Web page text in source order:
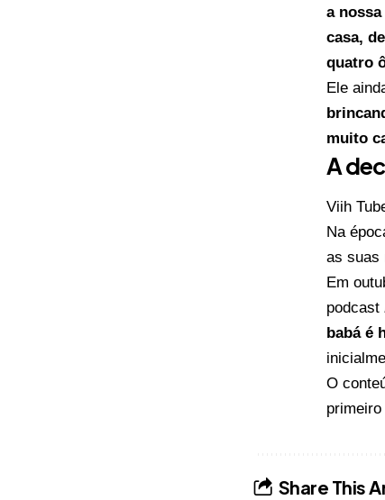
a
casa,
quatro
Ele
muito
A
Viih
Na
as suas
Em
podcast
babá é
O
primeiro
Share This